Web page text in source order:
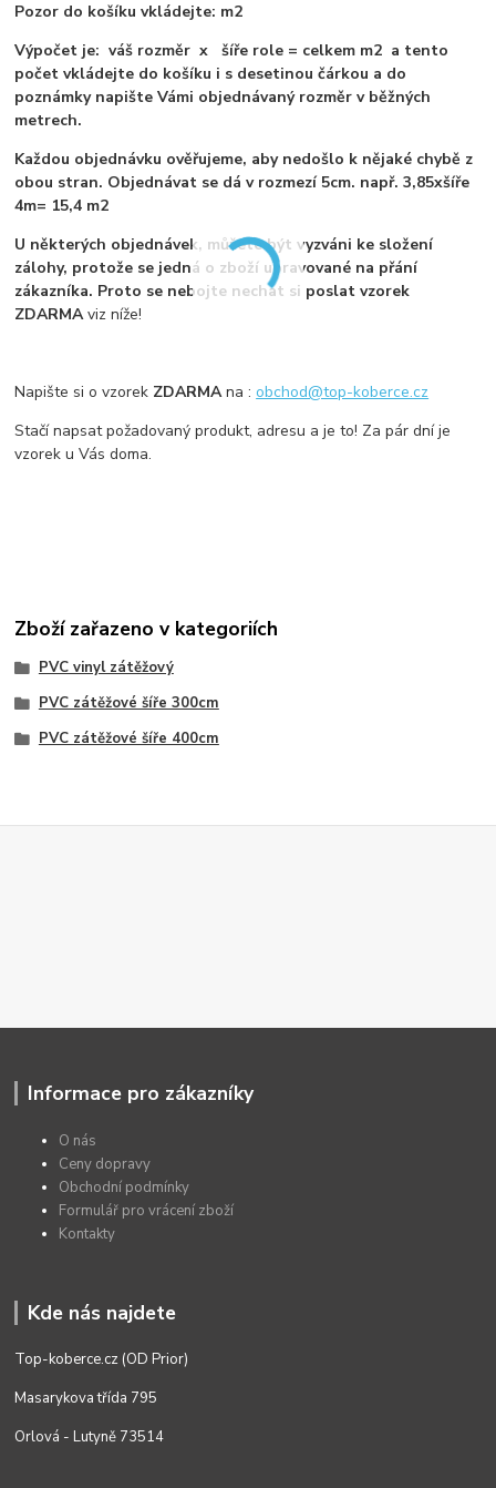
Pozor do košíku vkládejte: m2
Výpočet je: váš rozměr x šíře role = celkem m2 a tento
počet vkládejte do košíku i s desetinou čárkou a do
poznámky napište Vámi objednávaný rozměr v běžných
metrech.
Každou objednávku ověřujeme, aby nedošlo k nějaké chybě z
obou stran. Objednávat se dá v rozmezí 5cm. např. 3,85xšíře
4m= 15,4 m2
U některých objednávek, můžete být vyzváni ke složení
zálohy, protože se jedná o zboží upravované na přání
zákazníka. Proto se nebojte nechat si poslat vzorek
ZDARMAviz níže!
Napište si o vzorek ZDARMAna :obchod@top-koberce.cz
Stačí napsat požadovaný produkt, adresu a je to! Za pár dní je
vzorek u Vás doma.
Zboží zařazeno v kategoriích
PVC vinyl zátěžový
PVC zátěžové šíře 300cm
PVC zátěžové šíře 400cm
Informace pro zákazníky
O nás
Ceny dopravy
Obchodní podmínky
Formulář pro vrácení zboží
Kontakty
Kde nás najdete
Top-koberce.cz (OD Prior)
Masarykova třída 795
Orlová - Lutyně 73514